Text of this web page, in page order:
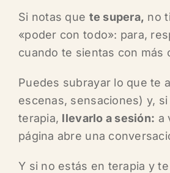
Si notas que te supera, no
«poder con todo»: para,
cuando te sientas con más
Puedes subrayar lo que te
escenas, sensaciones) y,
terapia, llevarlo a sesión: a
página abre una
Y si no estás en terapia y